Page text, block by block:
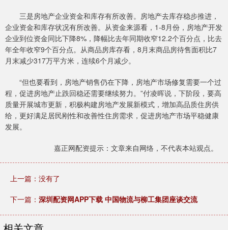
三是房地产企业资金和库存有所改善。房地产去库存稳步推进，
企业资金和库存状况有所改善。从资金来源看，1-8月份，房地产开发
企业到位资金同比下降8%，降幅比去年同期收窄12.2个百分点，比去
年全年收窄9个百分点。从商品房库存看，8月末商品房待售面积比7
月末减少317万平方米，连续6个月减少。
“但也要看到，房地产销售仍在下降，房地产市场修复需要一个过
程，促进房地产止跌回稳还需要继续努力。”付凌晖说，下阶段，要高
质量开展城市更新，积极构建房地产发展新模式，增加高品质住房供
给，更好满足居民刚性和改善性住房需求，促进房地产市场平稳健康
发展。
嘉正网配资提示：文章来自网络，不代表本站观点。
上一篇：没有了
下一篇： 深圳配资网APP下载 中国物流与柳工集团座谈交流